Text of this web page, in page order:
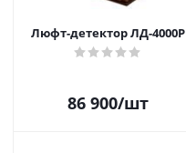
Люфт-детектор ЛД-4000Р
86 900/шт